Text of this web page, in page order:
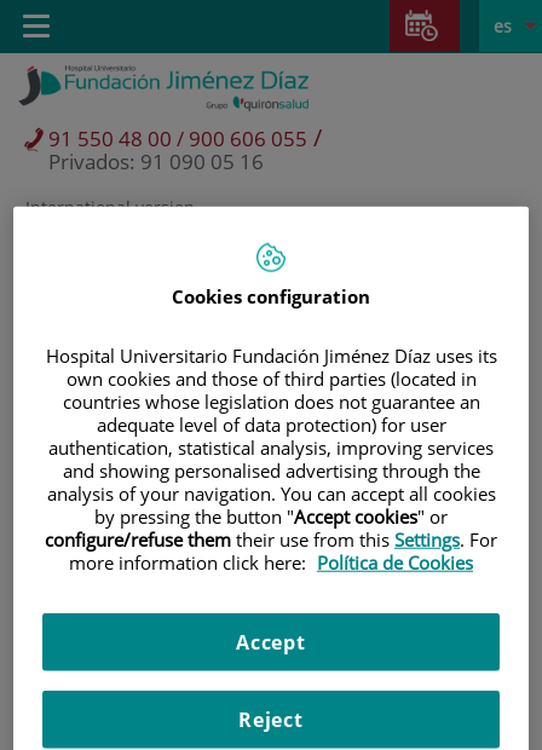
Saltar al contenido
Saltar
contenido
Selector
activo
es
International version
91 550 48 00 / 900 606 055 /
Privados: 91 090 05 16
Toggle
navigation
Pacientes y visitantes
Investigación
Cookies configuration
Hospital Universitario Fundación Jiménez Díaz uses its
own cookies and those of third parties (located in
countries whose legislation does not guarantee an
adequate level of data protection) for user
authentication, statistical analysis, improving services
and showing personalised advertising through the
analysis of your navigation. You can accept all cookies
by pressing the button "Accept cookies" or
configure/refuse them their use from this Settings. For
more information click here: Política de Cookies
Reject
Accept